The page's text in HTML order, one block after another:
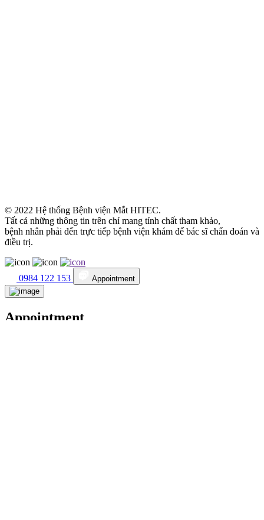
© 2022 Hệ thống Bệnh viện Mắt HITEC.
Tất cả những thông tin trên chỉ mang tính chất tham khảo,
bệnh nhân phải đến trực tiếp bệnh viện khám để bác sĩ chẩn đoán và
điều trị.
0984 122 153 Appointment
Appointment